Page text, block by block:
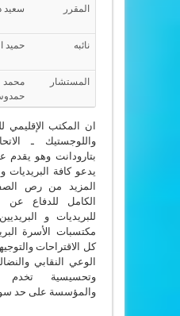
المقرر
سعيد
نائبه
حميد
المستشار
محمد
ان المكتب الإقليمي
واللوجستيك ـ
بتارودانت وهو يقدم
يدعو كافة البريديات
المزيد من رص
الكامل للدفاع عن
للبريديات و
مكتسبات الأسرة
كل الاقتراحات
الوعي النقابي
وتحسيسية تخدم
والمؤسسة على حد